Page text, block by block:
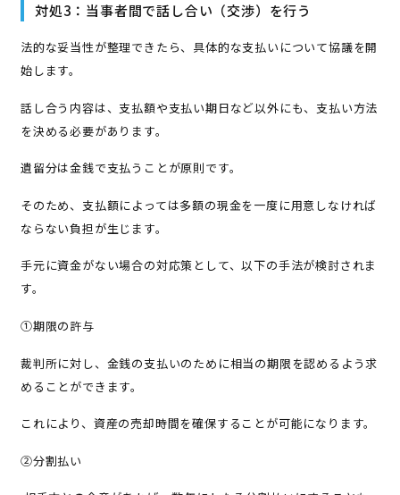
対処3：当事者間で話し合い（交渉）を行う
法的な妥当性が整理できたら、具体的な支払いについて協議を開
始します。
話し合う内容は、支払額や支払い期日など以外にも、支払い方法
を決める必要があります。
遺留分は金銭で支払うことが原則です。
そのため、支払額によっては多額の現金を一度に用意しなければ
ならない負担が生じます。
手元に資金がない場合の対応策として、以下の手法が検討されま
す。
①期限の許与
裁判所に対し、金銭の支払いのために相当の期限を認めるよう求
めることができます。
これにより、資産の売却時間を確保することが可能になります。
②分割払い